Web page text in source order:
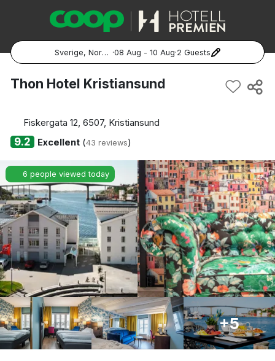
Sverige, Norge, Danmark ·08 Aug - 10 Aug·2 Guests
Popular Destinations:
Göteborg
Malmö
Hela Norge
Oslo
Bergen
Hela Danmark
Thon Hotel Kristiansund
Fiskergata 12, 6507, Kristiansund
9.2 Excellent(43 reviews)
6 people viewed today
+5